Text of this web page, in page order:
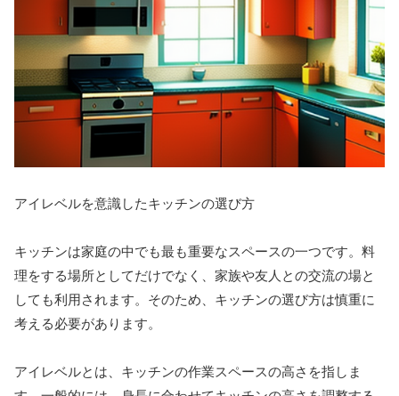
アイレベルを意識したキッチンの選び方
キッチンは家庭の中でも最も重要なスペースの一つです。料
理をする場所としてだけでなく、家族や友人との交流の場と
しても利用されます。そのため、キッチンの選び方は慎重に
考える必要があります。
アイレベルとは、キッチンの作業スペースの高さを指しま